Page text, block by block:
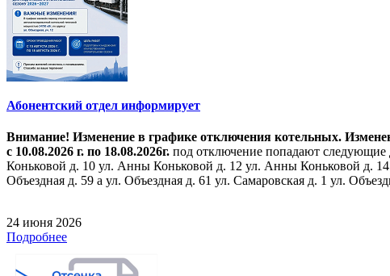
Абонентский отдел информирует
Внимание! Изменение в графике отключения котельных.
с 10.08.2026 г. по 18.08.2026г. под отключение попадают
Коньковой д. 10 ул. Анны Коньковой д. 12 ул. Анны Коньковой д. 14
Объездная д. 59 а ул. Объездная д. 61 ул. Самаровская д. 1 ул.
24 июня 2026
Подробнее